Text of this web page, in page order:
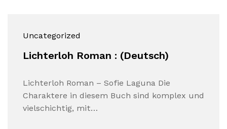
Uncategorized
Lichterloh Roman : (Deutsch)
Lichterloh Roman – Sofie Laguna Die
Charaktere in diesem Buch sind komplex und
vielschichtig, mit…